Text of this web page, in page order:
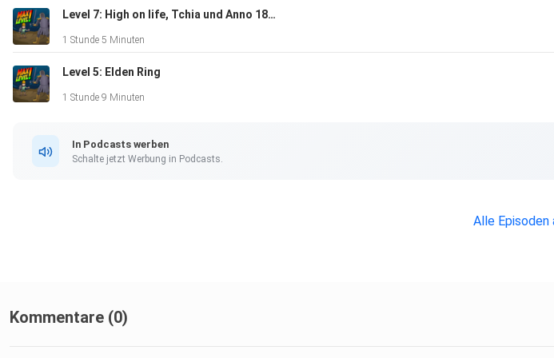
Level 7: High on life, Tchia und Anno 1800
1 Stunde 5 Minuten
Level 5: Elden Ring
1 Stunde 9 Minuten
In Podcasts werben
Schalte jetzt Werbung in Podcasts.
Alle Episoden
Kommentare (0)